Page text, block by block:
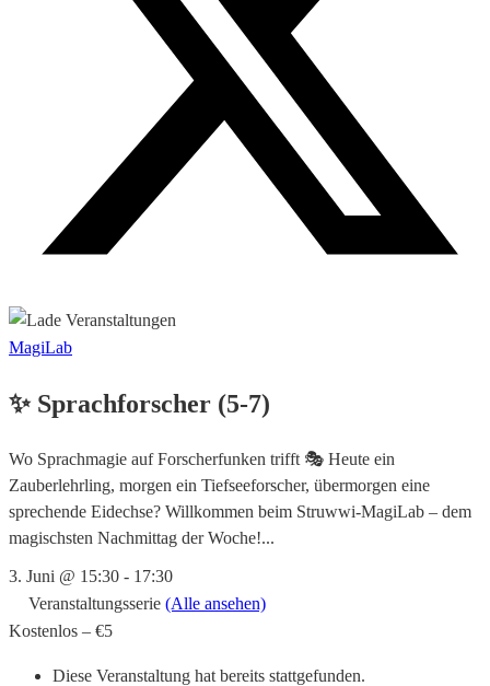
MagiLab
✨ Sprachforscher (5-7)
Wo Sprachmagie auf Forscherfunken trifft 🎭 Heute ein
Zauberlehrling, morgen ein Tiefseeforscher, übermorgen eine
sprechende Eidechse? Willkommen beim Struwwi-MagiLab – dem
magischsten Nachmittag der Woche!...
3. Juni @ 15:30 - 17:30
Veranstaltungsserie (Alle ansehen)
Kostenlos – €5
Diese Veranstaltung hat bereits stattgefunden.